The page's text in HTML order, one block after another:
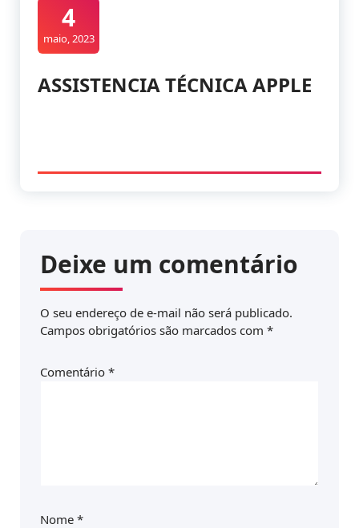
4
maio, 2023
ASSISTENCIA TÉCNICA APPLE
Deixe um comentário
O seu endereço de e-mail não será publicado.
Campos obrigatórios são marcados com *
Comentário *
Nome *